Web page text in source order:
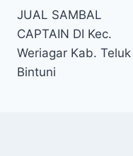
JUAL SAMBAL
CAPTAIN DI Kec.
Weriagar Kab. Teluk
Bintuni